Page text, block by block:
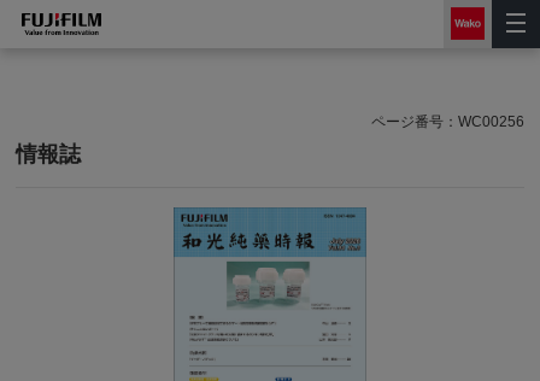
ページ番号： WC00256
情報誌